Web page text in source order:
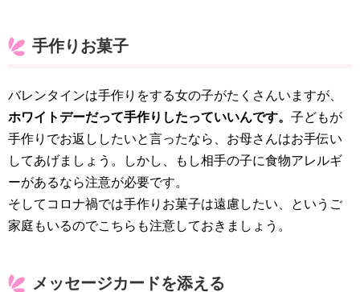
手作りお菓子
バレンタインは手作りをする女の子がたくさんいますが、
ホワイトデーだって手作りしたっていいんです。 子どもが
手作りでお返ししたいと言ったなら、お母さんはお手伝い
してあげましょう。しかし、もし相手の子に食物アレルギ
ーがあるなら注意が必要です。
そしてコロナ禍では手作りお菓子は遠慮したい、というご
家庭もいるのでこちらも注意しておきましょう。
メッセージカードを添える